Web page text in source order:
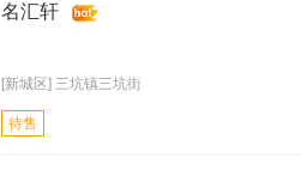
名汇轩
[新城区] 三坑镇三坑街
待售